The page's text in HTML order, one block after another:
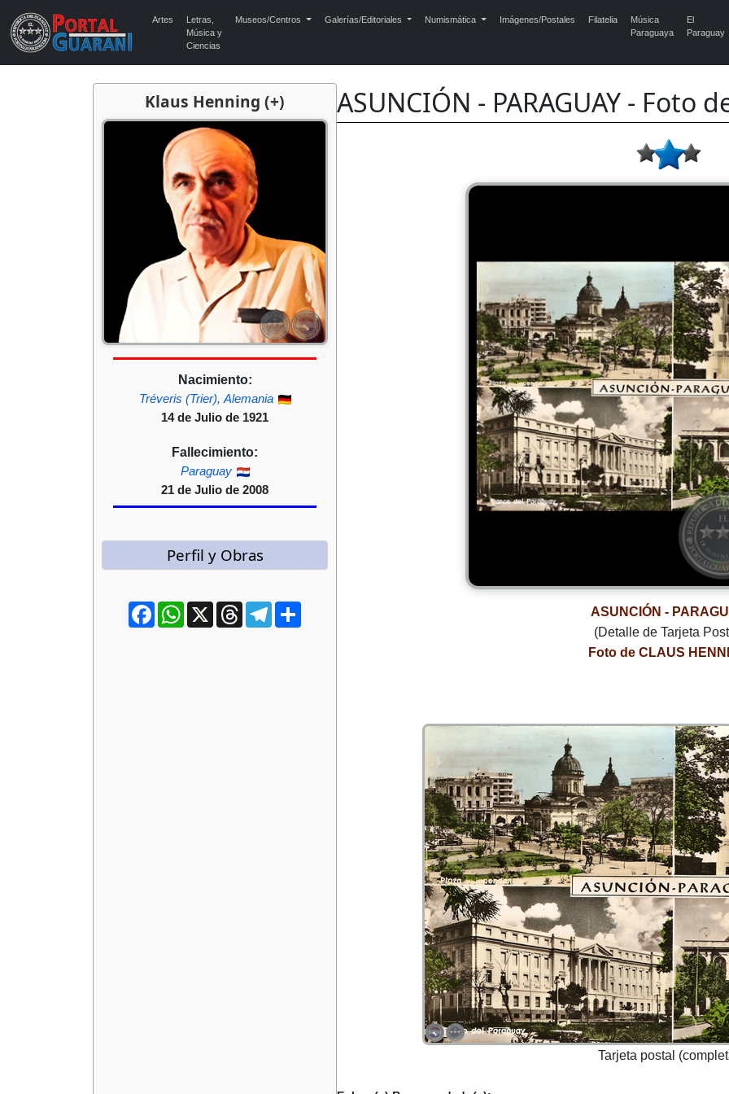
Artes
Letras,
Música y
Ciencias
Museos/Centros Galerías/Editoriales Numismática Imágenes/Postales Filatelia
Música
Paraguaya
El
Paraguay
Klaus Henning (+)
Nacimiento:
Tréveris (Trier), Alemania
14 de Julio de 1921
Fallecimiento:
Paraguay
21 de Julio de 2008
Perfil y Obras
FacebookWhatsApp
X ThreadsTelegram
ASUNCIÓN - PARAGUAY - Foto
ASUNCIÓN -
(Detalle de Tarjeta
Foto de CLAUS
Tarjeta postal